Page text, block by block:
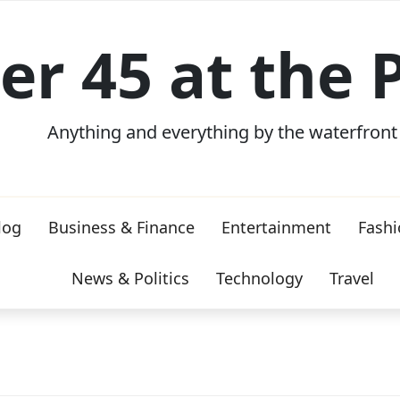
45 at the
Anything and everything by the waterfront
Business & Finance Entertainment
News & Politics Technology Travel